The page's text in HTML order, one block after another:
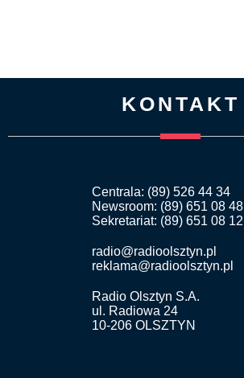
KONTAKT
Centrala: (89) 526 44 34
Newsroom: (89) 651 08 48
Sekretariat: (89) 651 08 12
radio@radioolsztyn.pl
reklama@radioolsztyn.pl
Radio Olsztyn S.A.
ul. Radiowa 24
10-206 OLSZTYN